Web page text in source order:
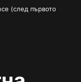
(след първото